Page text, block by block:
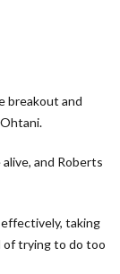
breakout and
and Roberts
taking
trying to do too